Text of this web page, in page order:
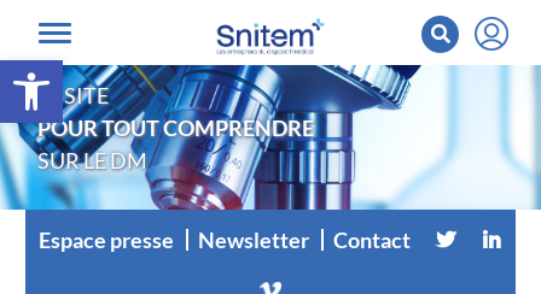
Ouvrir la barre d’outils
LE SITE
POUR TOUT COMPRENDRE
SUR LE DM
Espace presse Newsletter Contact